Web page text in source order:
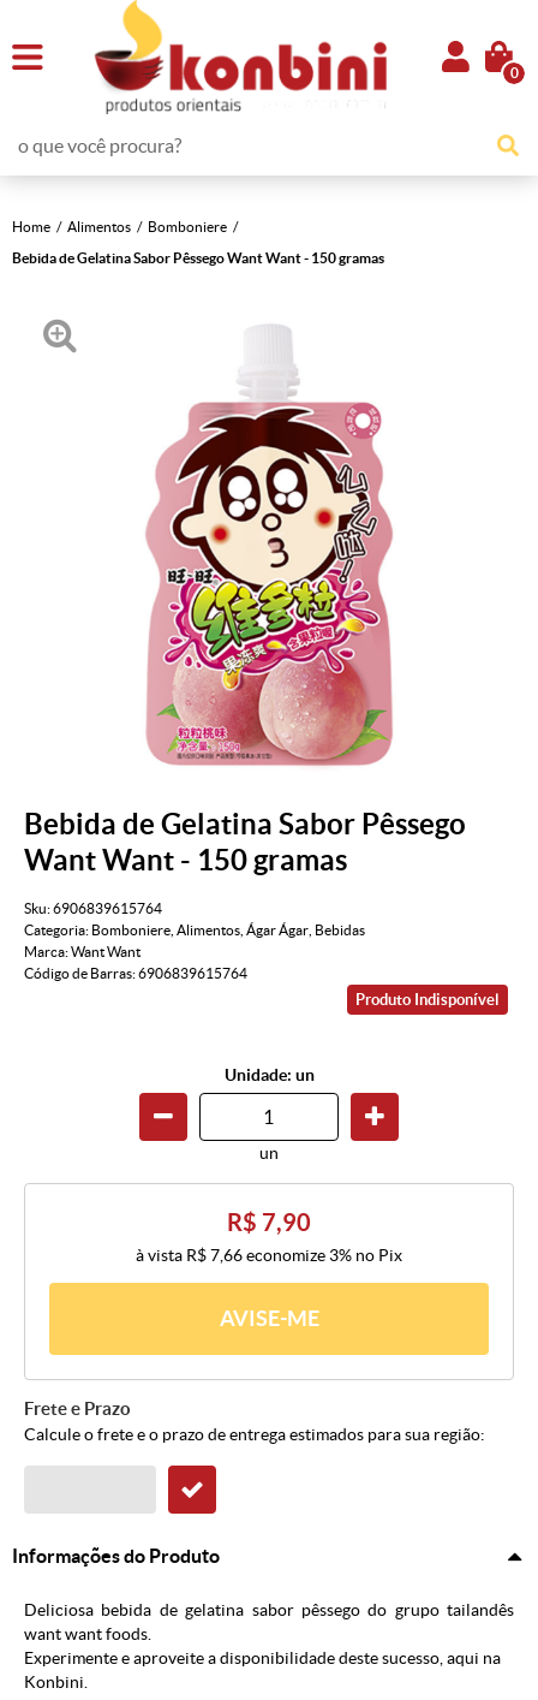
0
Home Alimentos
Bomboniere
Bebida de Gelatina Sabor Pêssego Want Want - 150 gramas
Bebida de Gelatina Sabor Pêssego
Want Want - 150 gramas
Sku:6906839615764
Categoria: Bomboniere Alimentos Ágar Ágar Bebidas
Marca:Want Want
Código de Barras:6906839615764
Produto Indisponível
Unidade: un
un
R$ 7,90
à vista R$ 7,66economize 3% no Pix
AVISE-ME
Frete e Prazo
Calcule o frete e o prazo de entrega estimados para sua região:
Informações do Produto
Deliciosa bebida de gelatina sabor pêssego do grupo tailandês
want want foods.
Experimente e aproveite a disponibilidade deste sucesso, aqui na
Konbini.